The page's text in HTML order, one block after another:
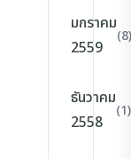
มกราคม
2559
(8)
ธันวาคม
2558
(1)